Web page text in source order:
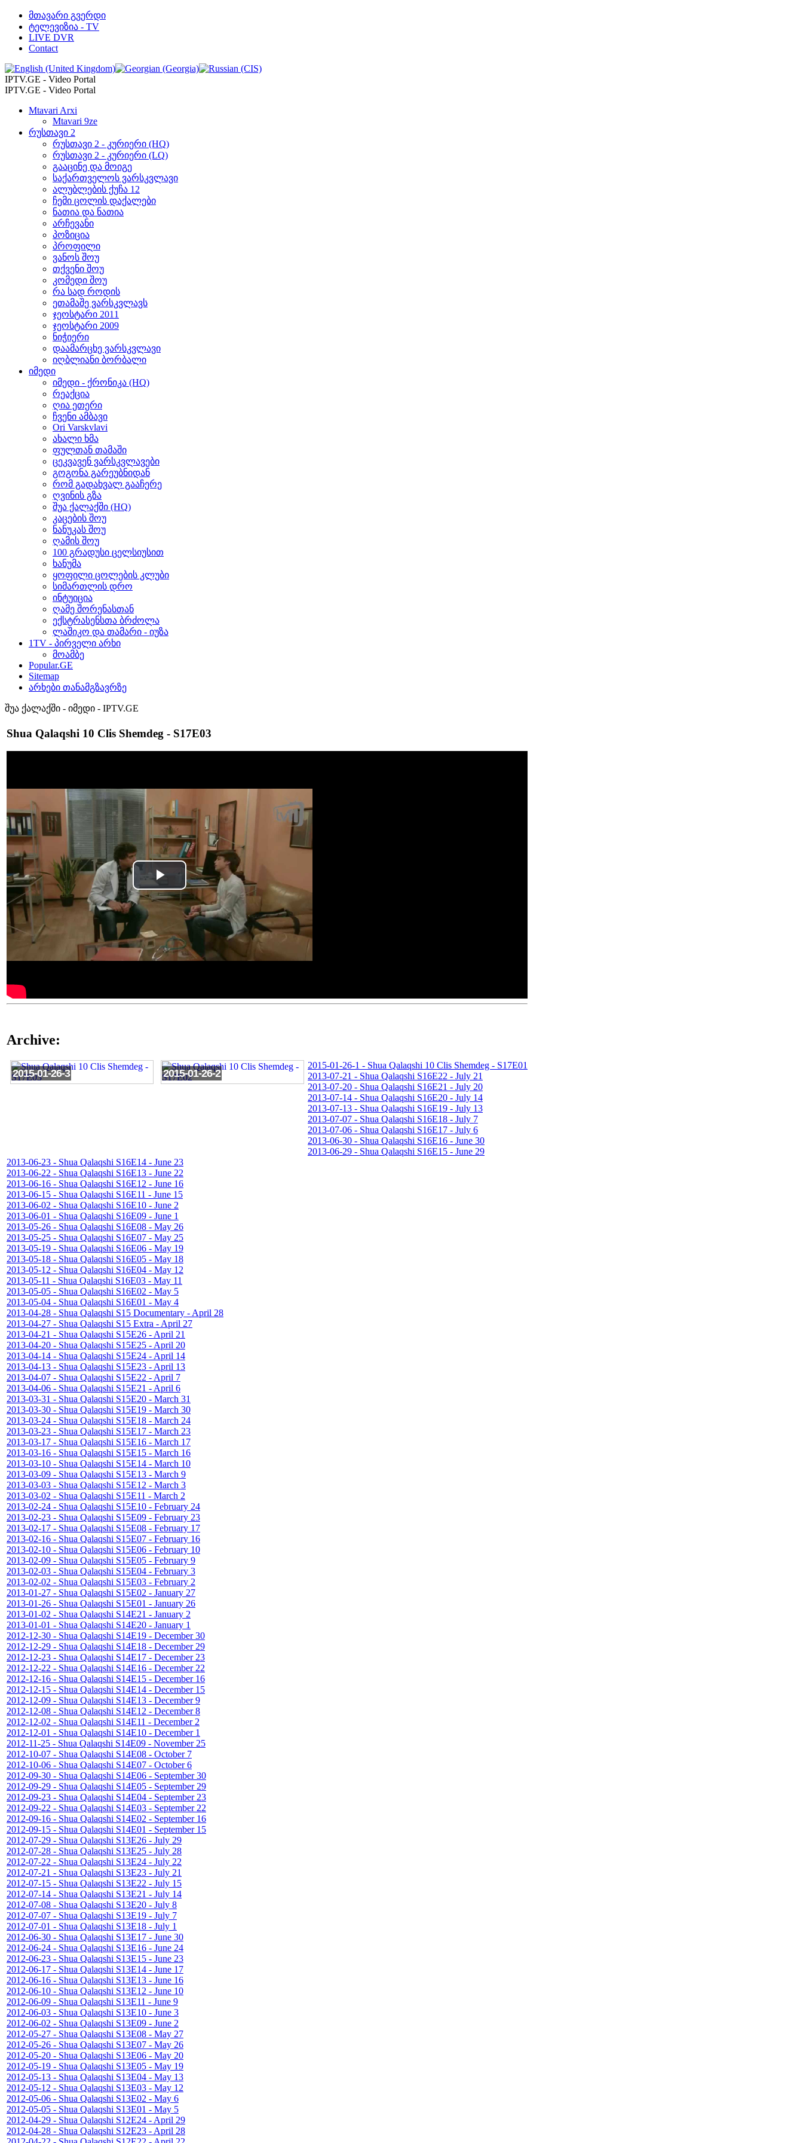
მთავარი გვერდი
ტელევიზია - TV
LIVE DVR
Contact
IPTV.GE - Video Portal
IPTV.GE - Video Portal
Mtavari Arxi
Mtavari 9ze
რუსთავი 2
რუსთავი 2 - კურიერი (HQ)
რუსთავი 2 - კურიერი (LQ)
გააცინე და მოიგე
საქართველოს ვარსკვლავი
ალუბლების ქუჩა 12
ჩემი ცოლის დაქალები
ნათია და ნათია
არჩევანი
პოზიცია
პროფილი
ვანოს შოუ
თქვენი შოუ
კომედი შოუ
რა სად როდის
ეთამაშე ვარსკვლავს
ჯეოსტარი 2011
ჯეოსტარი 2009
ნიჭიერი
დაამარცხე ვარსკვლავი
იღბლიანი ბორბალი
იმედი
იმედი - ქრონიკა (HQ)
რეაქცია
ღია ეთერი
ჩვენი ამბავი
Ori Varskvlavi
ახალი ხმა
ფულთან თამაში
ცეკვავენ ვარსკვლავები
გოგონა გარეუბნიდან
რომ გადახვალ გააჩერე
ღვინის გზა
შუა ქალაქში (HQ)
კაცების შოუ
ნანუკას შოუ
ღამის შოუ
100 გრადუსი ცელსიუსით
ხანუმა
ყოფილი ცოლების კლუბი
სიმართლის დრო
ინტუიცია
ღამე შორენასთან
ექსტრასენსთა ბრძოლა
ლაშიკო და თამარი - იუზა
1TV - პირველი არხი
მოამბე
Popular.GE
Sitemap
არხები თანამგზავრზე
შუა ქალაქში - იმედი - IPTV.GE
Shua Qalaqshi 10 Clis Shemdeg - S17E03
Play
Video
Archive:
2015-01-26-3 2015-01-26-2
2015-01-26-1 - Shua Qalaqshi 10 Clis Shemdeg - S17E01
2013-07-21 - Shua Qalaqshi S16E22 - July 21
2013-07-20 - Shua Qalaqshi S16E21 - July 20
2013-07-14 - Shua Qalaqshi S16E20 - July 14
2013-07-13 - Shua Qalaqshi S16E19 - July 13
2013-07-07 - Shua Qalaqshi S16E18 - July 7
2013-07-06 - Shua Qalaqshi S16E17 - July 6
2013-06-30 - Shua Qalaqshi S16E16 - June 30
2013-06-29 - Shua Qalaqshi S16E15 - June 29
2013-06-23 - Shua Qalaqshi S16E14 - June 23
2013-06-22 - Shua Qalaqshi S16E13 - June 22
2013-06-16 - Shua Qalaqshi S16E12 - June 16
2013-06-15 - Shua Qalaqshi S16E11 - June 15
2013-06-02 - Shua Qalaqshi S16E10 - June 2
2013-06-01 - Shua Qalaqshi S16E09 - June 1
2013-05-26 - Shua Qalaqshi S16E08 - May 26
2013-05-25 - Shua Qalaqshi S16E07 - May 25
2013-05-19 - Shua Qalaqshi S16E06 - May 19
2013-05-18 - Shua Qalaqshi S16E05 - May 18
2013-05-12 - Shua Qalaqshi S16E04 - May 12
2013-05-11 - Shua Qalaqshi S16E03 - May 11
2013-05-05 - Shua Qalaqshi S16E02 - May 5
2013-05-04 - Shua Qalaqshi S16E01 - May 4
2013-04-28 - Shua Qalaqshi S15 Documentary - April 28
2013-04-27 - Shua Qalaqshi S15 Extra - April 27
2013-04-21 - Shua Qalaqshi S15E26 - April 21
2013-04-20 - Shua Qalaqshi S15E25 - April 20
2013-04-14 - Shua Qalaqshi S15E24 - April 14
2013-04-13 - Shua Qalaqshi S15E23 - April 13
2013-04-07 - Shua Qalaqshi S15E22 - April 7
2013-04-06 - Shua Qalaqshi S15E21 - April 6
2013-03-31 - Shua Qalaqshi S15E20 - March 31
2013-03-30 - Shua Qalaqshi S15E19 - March 30
2013-03-24 - Shua Qalaqshi S15E18 - March 24
2013-03-23 - Shua Qalaqshi S15E17 - March 23
2013-03-17 - Shua Qalaqshi S15E16 - March 17
2013-03-16 - Shua Qalaqshi S15E15 - March 16
2013-03-10 - Shua Qalaqshi S15E14 - March 10
2013-03-09 - Shua Qalaqshi S15E13 - March 9
2013-03-03 - Shua Qalaqshi S15E12 - March 3
2013-03-02 - Shua Qalaqshi S15E11 - March 2
2013-02-24 - Shua Qalaqshi S15E10 - February 24
2013-02-23 - Shua Qalaqshi S15E09 - February 23
2013-02-17 - Shua Qalaqshi S15E08 - February 17
2013-02-16 - Shua Qalaqshi S15E07 - February 16
2013-02-10 - Shua Qalaqshi S15E06 - February 10
2013-02-09 - Shua Qalaqshi S15E05 - February 9
2013-02-03 - Shua Qalaqshi S15E04 - February 3
2013-02-02 - Shua Qalaqshi S15E03 - February 2
2013-01-27 - Shua Qalaqshi S15E02 - January 27
2013-01-26 - Shua Qalaqshi S15E01 - January 26
2013-01-02 - Shua Qalaqshi S14E21 - January 2
2013-01-01 - Shua Qalaqshi S14E20 - January 1
2012-12-30 - Shua Qalaqshi S14E19 - December 30
2012-12-29 - Shua Qalaqshi S14E18 - December 29
2012-12-23 - Shua Qalaqshi S14E17 - December 23
2012-12-22 - Shua Qalaqshi S14E16 - December 22
2012-12-16 - Shua Qalaqshi S14E15 - December 16
2012-12-15 - Shua Qalaqshi S14E14 - December 15
2012-12-09 - Shua Qalaqshi S14E13 - December 9
2012-12-08 - Shua Qalaqshi S14E12 - December 8
2012-12-02 - Shua Qalaqshi S14E11 - December 2
2012-12-01 - Shua Qalaqshi S14E10 - December 1
2012-11-25 - Shua Qalaqshi S14E09 - November 25
2012-10-07 - Shua Qalaqshi S14E08 - October 7
2012-10-06 - Shua Qalaqshi S14E07 - October 6
2012-09-30 - Shua Qalaqshi S14E06 - September 30
2012-09-29 - Shua Qalaqshi S14E05 - September 29
2012-09-23 - Shua Qalaqshi S14E04 - September 23
2012-09-22 - Shua Qalaqshi S14E03 - September 22
2012-09-16 - Shua Qalaqshi S14E02 - September 16
2012-09-15 - Shua Qalaqshi S14E01 - September 15
2012-07-29 - Shua Qalaqshi S13E26 - July 29
2012-07-28 - Shua Qalaqshi S13E25 - July 28
2012-07-22 - Shua Qalaqshi S13E24 - July 22
2012-07-21 - Shua Qalaqshi S13E23 - July 21
2012-07-15 - Shua Qalaqshi S13E22 - July 15
2012-07-14 - Shua Qalaqshi S13E21 - July 14
2012-07-08 - Shua Qalaqshi S13E20 - July 8
2012-07-07 - Shua Qalaqshi S13E19 - July 7
2012-07-01 - Shua Qalaqshi S13E18 - July 1
2012-06-30 - Shua Qalaqshi S13E17 - June 30
2012-06-24 - Shua Qalaqshi S13E16 - June 24
2012-06-23 - Shua Qalaqshi S13E15 - June 23
2012-06-17 - Shua Qalaqshi S13E14 - June 17
2012-06-16 - Shua Qalaqshi S13E13 - June 16
2012-06-10 - Shua Qalaqshi S13E12 - June 10
2012-06-09 - Shua Qalaqshi S13E11 - June 9
2012-06-03 - Shua Qalaqshi S13E10 - June 3
2012-06-02 - Shua Qalaqshi S13E09 - June 2
2012-05-27 - Shua Qalaqshi S13E08 - May 27
2012-05-26 - Shua Qalaqshi S13E07 - May 26
2012-05-20 - Shua Qalaqshi S13E06 - May 20
2012-05-19 - Shua Qalaqshi S13E05 - May 19
2012-05-13 - Shua Qalaqshi S13E04 - May 13
2012-05-12 - Shua Qalaqshi S13E03 - May 12
2012-05-06 - Shua Qalaqshi S13E02 - May 6
2012-05-05 - Shua Qalaqshi S13E01 - May 5
2012-04-29 - Shua Qalaqshi S12E24 - April 29
2012-04-28 - Shua Qalaqshi S12E23 - April 28